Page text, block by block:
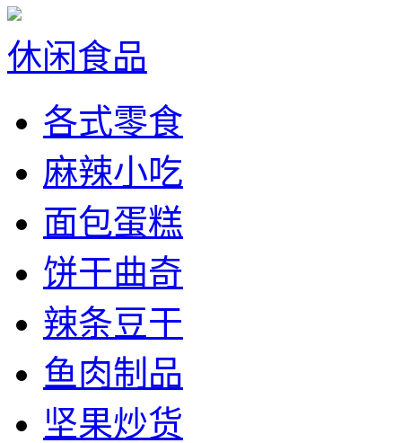
休闲食品
各式零食
麻辣小吃
面包蛋糕
饼干曲奇
辣条豆干
鱼肉制品
坚果炒货